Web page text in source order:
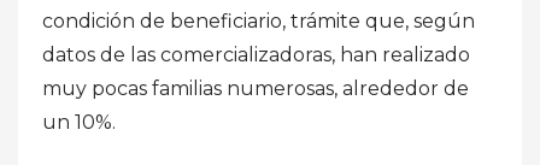
condición de beneficiario, trámite que, según
datos de las comercializadoras, han realizado
muy pocas familias numerosas, alrededor de
un 10%.